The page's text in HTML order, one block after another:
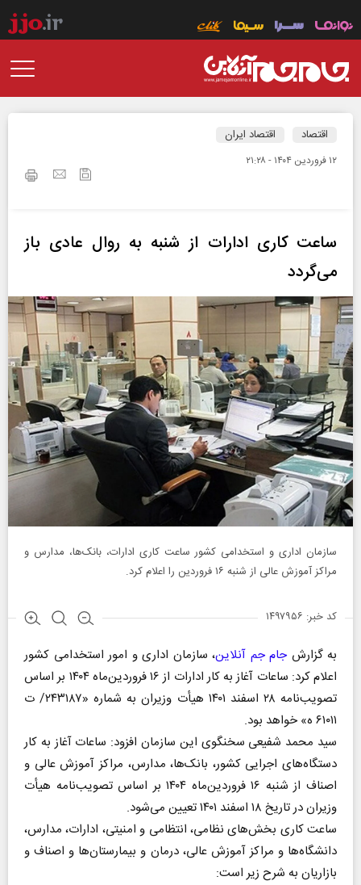
اقتصاد اقتصاد ایران
۱۲ فروردين ۱۴۰۴ - ۲۱:۲۸
ساعت کاری ادارات از شنبه به روال عادی باز
می‌گردد
سازمان اداری و استخدامی کشور ساعت کاری ادارات، بانک‌ها، مدارس و
مراکز آموزش عالی از شنبه ۱۶ فروردین را اعلام کرد.
کد خبر: ۱۴۹۷۹۵۶
به گزارشجام جم آنلاین، سازمان اداری و امور استخدامی کشور
اعلام کرد: ساعات آغاز به کار ادارات از ۱۶ فروردین‌ماه ۱۴۰۴ بر اساس
تصویب‌نامه ۲۸ اسفند ۱۴۰۱ هیأت وزیران به شماره «۲۴۳۱۸۷/ ت
۶۱۰۱۱ ه» خواهد بود.
سید محمد شفیعی سخنگوی این سازمان افزود: ساعات آغاز به کار
دستگاه‌های اجرایی کشور، بانک‌ها، مدارس، مراکز آموزش عالی و
اصناف از شنبه ۱۶ فروردین‌ماه ۱۴۰۴ بر اساس تصویب‌نامه هیأت
وزیران در تاریخ ۱۸ اسفند ۱۴۰۱ تعیین می‌شود.
ساعت کاری بخش‌های نظامی، انتظامی و امنیتی، ادارات، مدارس،
دانشگاه‌ها و مراکز آموزش عالی، درمان و بیمارستان‌ها و اصناف و
بازاریان به شرح زیر است: